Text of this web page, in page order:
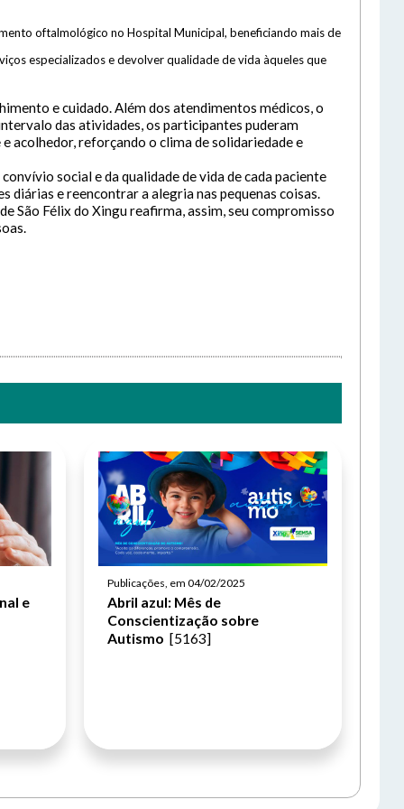
oftalmológico no Hospital Municipal, beneficiando mais de
especializados e devolver qualidade de vida àqueles que
e cuidado. Além dos atendimentos médicos, o
das atividades, os participantes puderam
acolhedor, reforçando o clima de solidariedade e
social e da qualidade de vida de cada paciente
e reencontrar a alegria nas pequenas coisas.
São Félix do Xingu reafirma, assim, seu compromisso
e
Publicações, em 04/02/2025
Abril azul: Mês de
Conscientização sobre
Autismo [5163]